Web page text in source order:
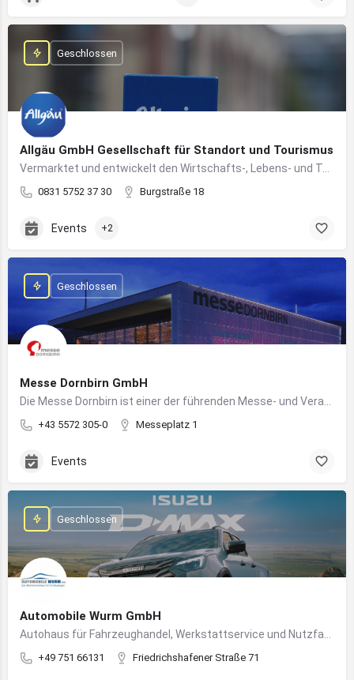
Allgäu GmbH Gesellschaft für Standort und Tourismus
0831 5752 37 30 Burgstraße 18
Geschlossen
Events +2
Messe Dornbirn GmbH
+43 5572 305-0 Messeplatz 1
Geschlossen
Events
Automobile Wurm GmbH
+49 751 66131 Friedrichshafener Straße 71
Geschlossen